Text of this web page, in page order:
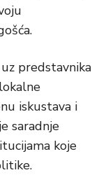
predstavnika
iskustava i
saradnje
koje